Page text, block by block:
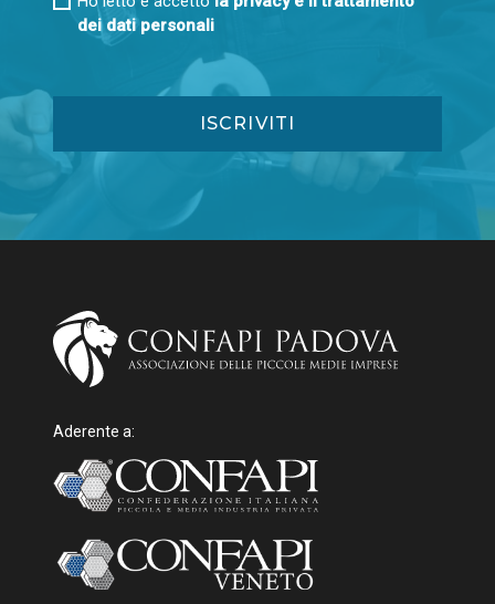
dei dati personali
Aderente a: